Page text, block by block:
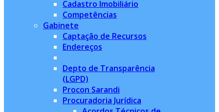
Cadastro Imobiliário
Competências
Gabinete
Captação de Recursos
Endereços
Depto de Transparência
(LGPD)
Procon Sarandi
Procuradoria Jurídica